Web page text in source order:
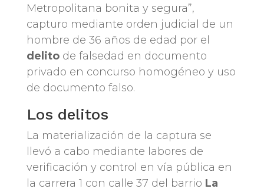
Metropolitana bonita y segura”,
capturo mediante orden judicial de un
hombre de 36 años de edad por el
delitode falsedad en documento
privado en concurso homogéneo y uso
de documento falso.
Los delitos
La materialización de la captura se
llevó a cabo mediante labores de
verificación y control en vía pública en
la carrera 1 con calle 37 del barrio La